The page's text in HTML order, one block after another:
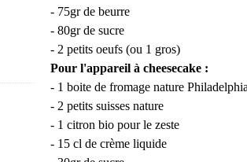
- 75gr de beurre
- 80gr de sucre
- 2 petits oeufs (ou 1 gros)
Pour l'appareil à cheesecake :
- 1 boite de fromage nature
- 2 petits suisses nature
- 1 citron bio pour le zeste
- 15 cl de crème liquide